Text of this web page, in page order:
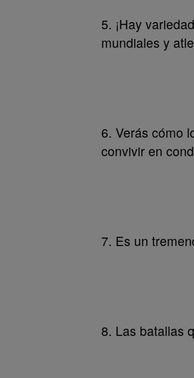
5. ¡Hay
mundiales y
6. Verás cómo
convivir en
7. Es un
8. Las batallas